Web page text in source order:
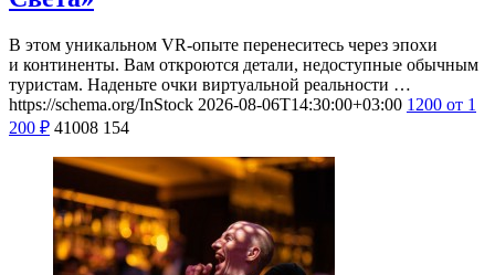
В этом уникальном VR-опыте перенеситесь через эпохи
и континенты. Вам откроются детали, недоступные обычным
туристам. Наденьте очки виртуальной реальности …
https://schema.org/InStock 2026-08-06T14:30:00+03:00 1200 от 1
200 ₽ 41008 154